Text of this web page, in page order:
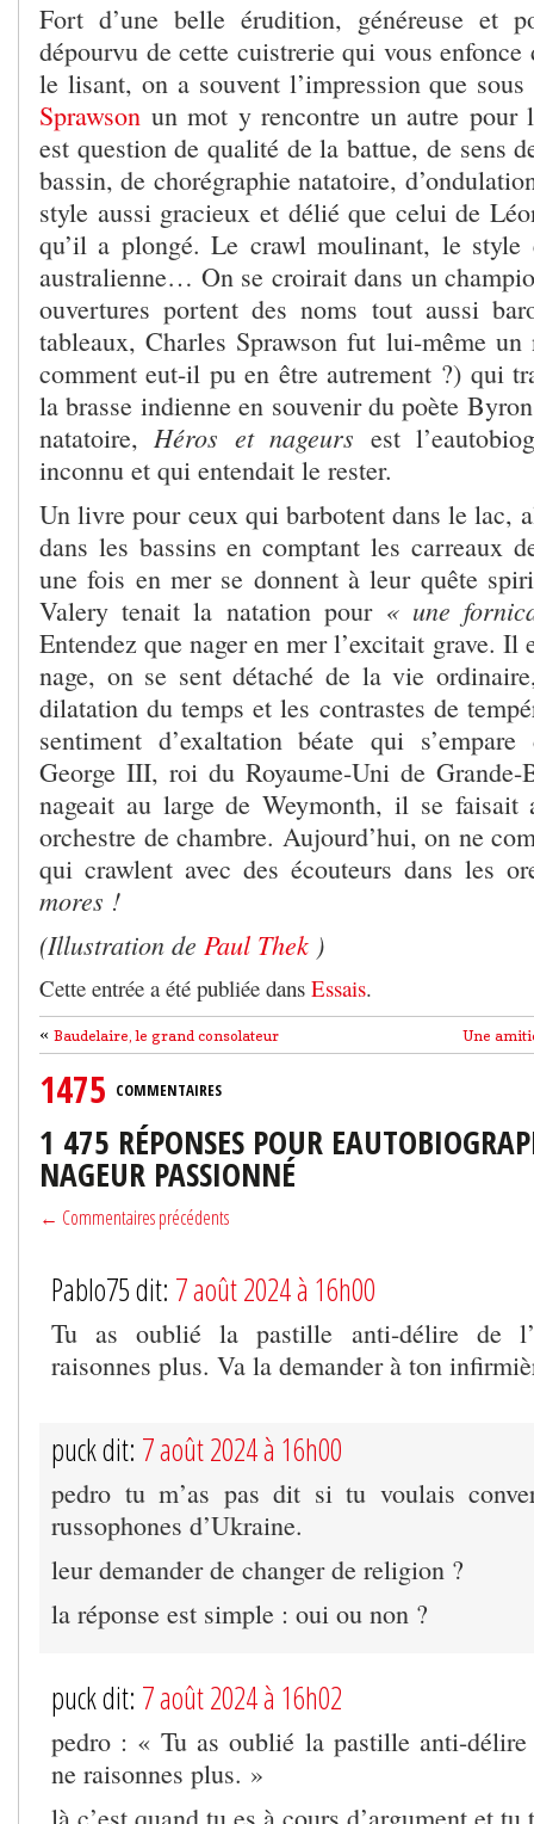
Fort d’une belle érudition, généreuse et
dépourvu de cette cuistrerie qui vous enfonce
le lisant, on a souvent l’impression que sous
Sprawson un mot y rencontre un autre
est question de qualité de la battue, de sens
bassin, de chorégraphie natatoire,
style aussi gracieux et délié que celui de
qu’il a plongé. Le crawl moulinant, le style
australienne… On se croirait dans un
ouvertures portent des noms tout aussi
tableaux, Charles Sprawson fut lui-même un
comment eut-il pu en être autrement ?) qui
la brasse indienne en souvenir du poète
natatoire,Héros et nageurs est
inconnu et qui entendait le rester.
Un livre pour ceux qui barbotent dans le lac,
dans les bassins en comptant les carreaux
une fois en mer se donnent à leur quête
Valery tenait la natation pour « une
Entendez que nager en mer l’excitait grave. Il
nage, on se sent détaché de la vie
dilatation du temps et les contrastes de
sentiment d’exaltation béate qui
George III, roi du Royaume-Uni de Grande-
nageait au large de Weymonth, il se faisait
orchestre de chambre. Aujourd’hui, on ne
qui crawlent avec des écouteurs dans les
mores !
(Illustration de Paul Thek )
Cette entrée a été publiée dans Essais.
Une
« Baudelaire, le grand consolateur
1475 COMMENTAIRES
1 475 RÉPONSES POUR
NAGEUR PASSIONNÉ
← Commentaires précédents
Pablo75 dit: 7 août 2024 à 16h00
Tu as oublié la pastille anti-délire de
raisonnes plus. Va la demander à ton
puck dit: 7 août 2024 à 16h00
pedro tu m’as pas dit si tu voulais
russophones d’Ukraine.
leur demander de changer de religion ?
la réponse est simple : oui ou non ?
puck dit: 7 août 2024 à 16h02
pedro : « Tu as oublié la pastille anti-délire
ne raisonnes plus. »